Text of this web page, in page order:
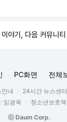
야기, 다음 커뮤니티
PC화면 전체
내 24시간 뉴스센터
임광욱
청소년보호
ⓒ Daum Corp.